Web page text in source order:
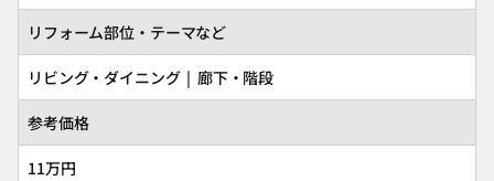
リフォーム部位・テーマなど
リビング・ダイニング | 廊下・階段
参考価格
11万円